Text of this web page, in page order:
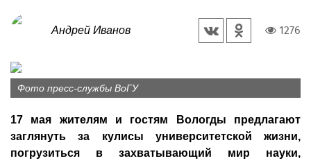
Андрей Иванов 1276
Фото пресс-службы ВоГУ
17 мая жителям и гостям Вологды предлагают
заглянуть за кулисы университетской жизни,
погрузиться в захватывающий мир науки,